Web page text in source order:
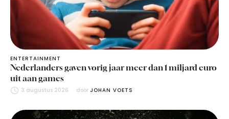
ENTERTAINMENT
Nederlanders gaven vorig jaar meer dan 1 miljard euro
uit aan games
3 augustus 2026 door JOHAN VOETS